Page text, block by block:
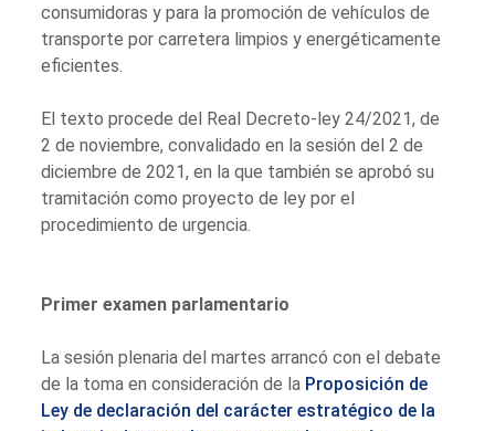
consumidoras y para la promoción de vehículos de
transporte por carretera limpios y energéticamente
eficientes.
El texto procede del Real Decreto-ley 24/2021, de
2 de noviembre, convalidado en la sesión del 2 de
diciembre de 2021, en la que también se aprobó su
tramitación como proyecto de ley por el
procedimiento de urgencia.
Primer examen parlamentario
La sesión plenaria del martes arrancó con el debate
de la toma en consideración de la Proposición de
Ley de declaración del carácter estratégico de la